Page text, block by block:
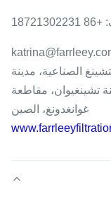
الصناعية، مدينة
تشينغيوان، مقاطعة
غوانغدونغ، الصين